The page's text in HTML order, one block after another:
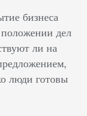
бизнеса
дел
ли на
люди готовы